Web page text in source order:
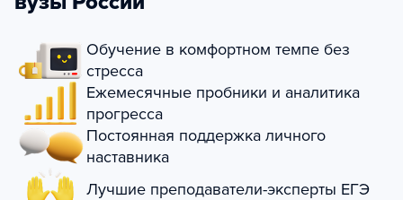
Обучение в комфортном темпе без
стресса
Ежемесячные пробники и аналитика
прогресса
Постоянная поддержка личного
наставника
Лучшие преподаватели-эксперты ЕГЭ